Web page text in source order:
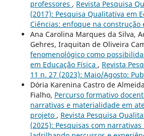
professores , Revista Pesquisa
(2017): Pesquisa Qualitativa em
Ciências: enfoque na construção
Ana Carolina Marques da Silva,
Gehres, Iraquitan de Oliveira
fenomenológico como
em Educação Física , Revista
11 n. 27 (2023): Maio/Agosto:
Dória Karenina Castro de
Fialho, Percurso formativo
narrativas e materialidade em
projeto , Revista Pesquisa
(2025): Pesquisas com